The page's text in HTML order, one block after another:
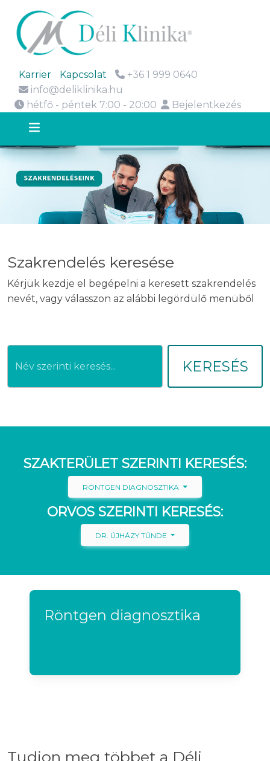
Karrier Kapcsolat
+36 1 999 0640
info@deliklinika.hu
hétfő - péntek 7:00 - 20:00
Bejelentkezés
Szakrendelés keresése
Kérjük kezdje el begépelni a keresett szakrendelés
nevét, vagy válasszon az alábbi legördülő menüből
KERESÉS
SZAKTERÜLET SZERINTI KERESÉS:
RÖNTGEN DIAGNOSZTIKA
ORVOS SZERINTI KERESÉS:
DR. ÚJHÁZY TÜNDE
Röntgen diagnosztika
Tudjon meg többet a Déli